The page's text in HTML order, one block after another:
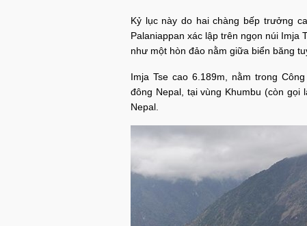
Kỷ lục này do hai chàng bếp trưởng
Palaniappan xác lập trên ngọn núi Imja
như một hòn đảo nằm giữa biển băng
Imja Tse cao 6.189m, nằm trong
đông Nepal, tại vùng Khumbu (còn gọi
Nepal.